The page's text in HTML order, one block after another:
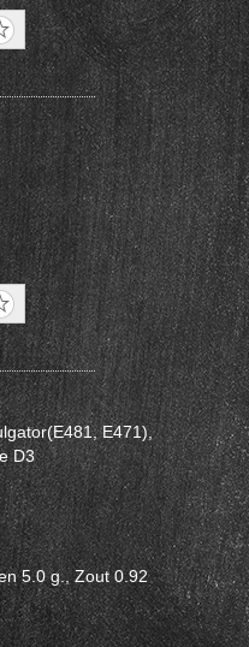
E471),
D3
5.0 g., Zout 0.92